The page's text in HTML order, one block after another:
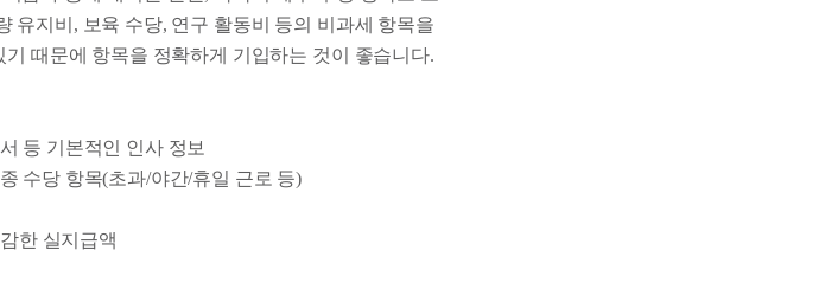
유지비, 보육 수당, 연구 활동비 등의 비과세 항목을
때문에 항목을 정확하게 기입하는 것이 좋습니다.
등 기본적인 인사 정보
수당 항목(초과/야간/휴일 근로 등)
한 실지급액